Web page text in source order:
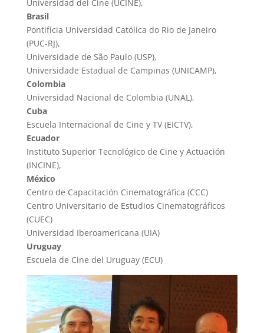
Universidad del Cine (UCINE),
Brasil
Pontifícia Universidad Católica do Rio de Janeiro
(PUC-RJ),
Universidade de São Paulo (USP),
Universidade Estadual de Campinas (UNICAMP),
Colombia
Universidad Nacional de Colombia (UNAL),
Cuba
Escuela Internacional de Cine y TV (EICTV),
Ecuador
Instituto Superior Tecnológico de Cine y Actuación
(INCINE),
México
Centro de Capacitación Cinematográfica (CCC)
Centro Universitario de Estudios Cinematográficos
(CUEC)
Universidad Iberoamericana (UIA)
Uruguay
Escuela de Cine del Uruguay (ECU)